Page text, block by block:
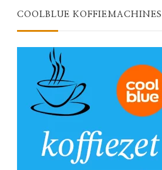
COOLBLUE KOFFIEMACHINES